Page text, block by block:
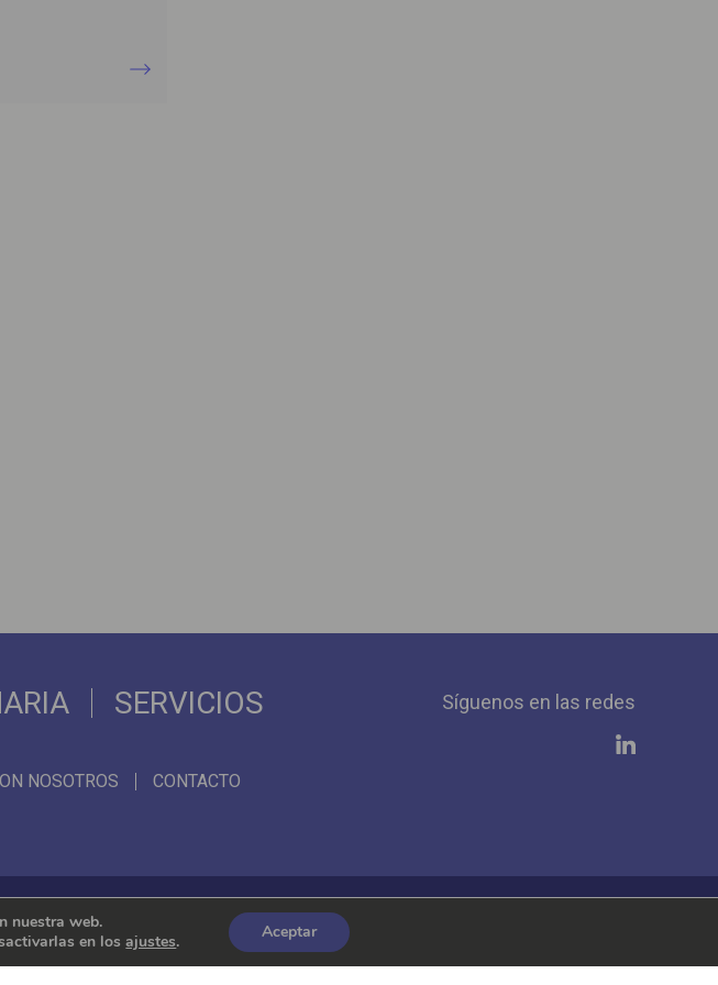
SERVICIOS
NOSOTROS CONTACTO
Síguenos en las redes
internacionales
nuestra web.
en losajustes. Aceptar